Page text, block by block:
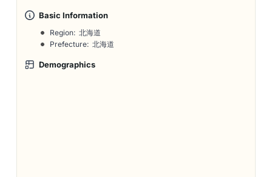
Basic Information
Region: 北海道
Prefecture: 北海道
Demographics